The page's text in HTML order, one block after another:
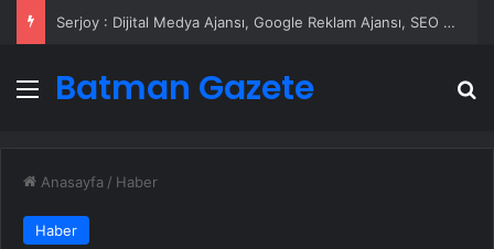
Serjoy : Dijital Medya Ajansı, Google Reklam Ajansı, SEO Ajansı ve Web Tasarım Ajansı
Menü
Batman Gazete
Anasayfa / Haber
Haber